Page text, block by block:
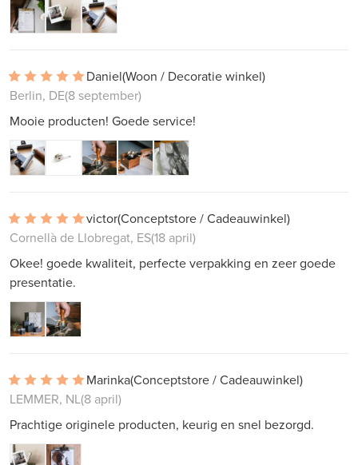
Daniel(Woon / Decoratie winkel)
Berlin, DE(8 september)
Mooie producten! Goede service!
victor(Conceptstore / Cadeauwinkel)
Cornellà de Llobregat, ES(18 april)
Okee! goede kwaliteit, perfecte verpakking en zeer goede
presentatie.
Marinka(Conceptstore / Cadeauwinkel)
LEMMER, NL(8 april)
Prachtige originele producten, keurig en snel bezorgd.